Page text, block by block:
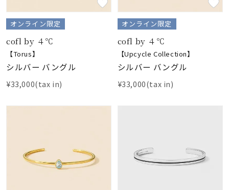
オンライン限定
cofl by ４℃
【Torus】
シルバー バングル
¥33,000(tax in)
オンライン限定
cofl by ４℃
【Upcycle Collection】
シルバー バングル
¥33,000(tax in)